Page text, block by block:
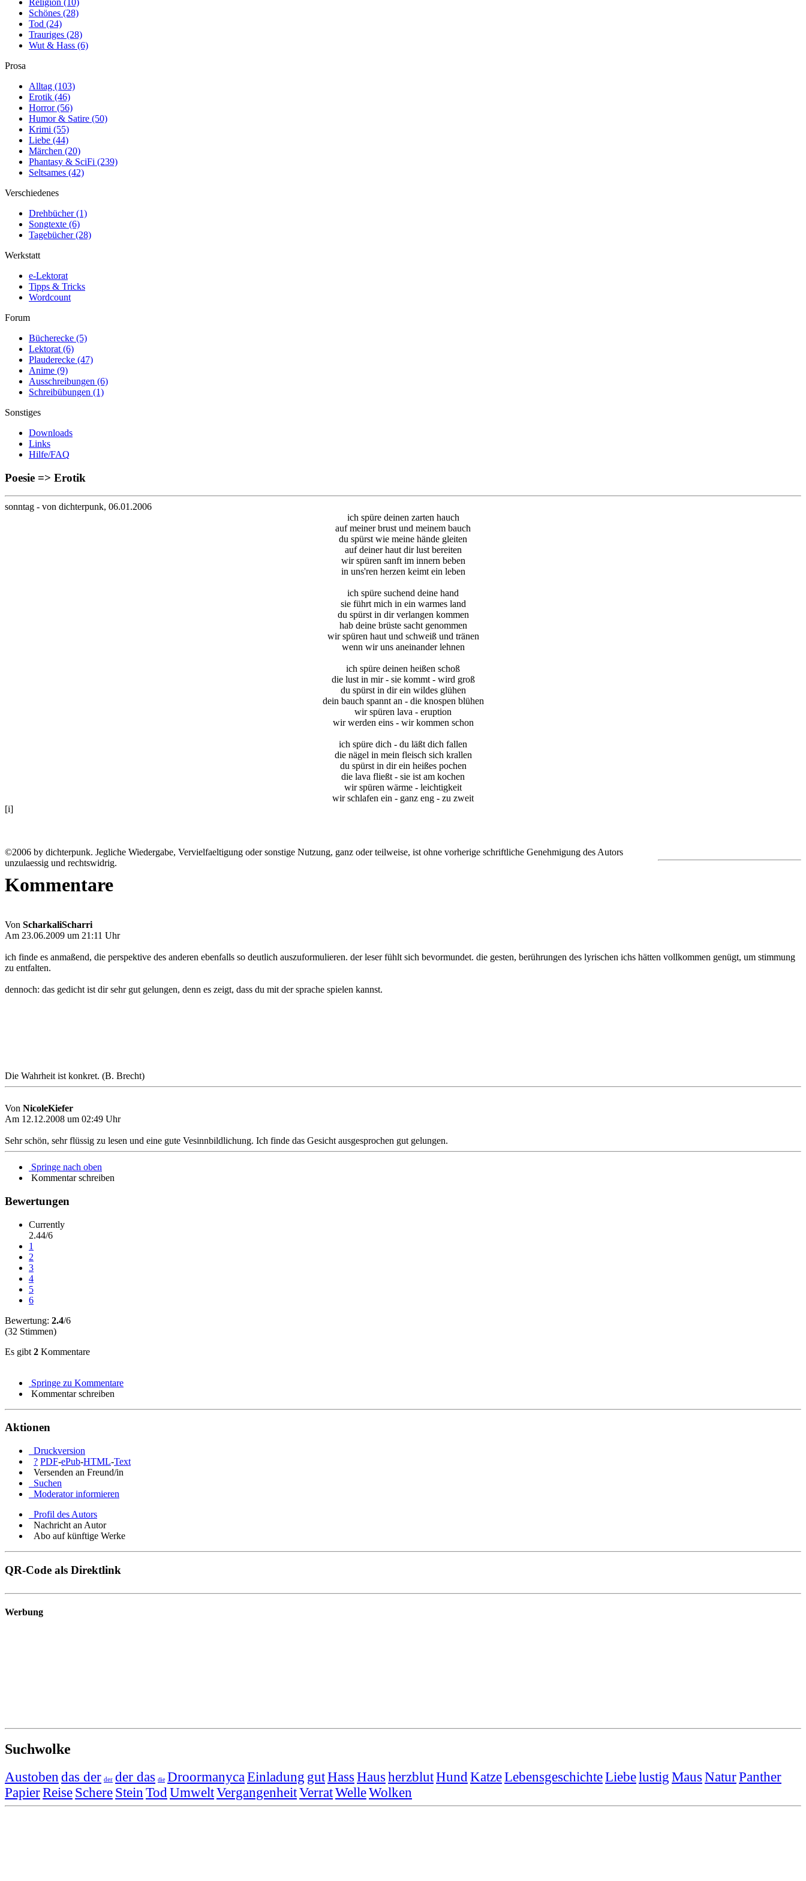
Religion (10)
Schönes (28)
Tod (24)
Trauriges (28)
Wut & Hass (6)
Prosa
Alltag (103)
Erotik (46)
Horror(56)
Humor & Satire (50)
Krimi (55)
Liebe (44)
Märchen (20)
Phantasy & SciFi (239)
Seltsames (42)
Verschiedenes
Drehbücher(1)
Songtexte (6)
Tagebücher(28)
Werkstatt
e-Lektorat
Tipps & Tricks
Wordcount
Forum
Bücherecke (5)
Lektorat (6)
Plauderecke (47)
Anime (9)
Ausschreibungen (6)
Schreibübungen (1)
Sonstiges
Downloads
Links
Hilfe/FAQ
Poesie => Erotik
sonntag - von dichterpunk, 06.01.2006
ich spüre deinen zarten hauch
auf meiner brust und meinem bauch
du spürst wie meine hände gleiten
auf deiner haut dir lust bereiten
wir spüren sanft im innern beben
in uns'ren herzen keimt ein leben
ich spüre suchend deine hand
sie führt mich in ein warmes land
du spürst in dir verlangen kommen
hab deine brüste sacht genommen
wir spüren haut und schweiß und tränen
wenn wir uns aneinander lehnen
ich spüre deinen heißen schoß
die lust in mir - sie kommt - wird groß
du spürst in dir ein wildes glühen
dein bauch spannt an - die knospen blühen
wir spüren lava - eruption
wir werden eins - wir kommen schon
ich spüre dich - du läßt dich fallen
die nägel in mein fleisch sich krallen
du spürst in dir ein heißes pochen
die lava fließt - sie ist am kochen
wir spüren wärme - leichtigkeit
wir schlafen ein - ganz eng - zu zweit
[i]
©2006 by dichterpunk. Jegliche Wiedergabe, Vervielfaeltigung oder sonstige Nutzung, ganz oder teilweise, ist ohne vorherige schriftliche Genehmigung des Autors
unzulaessig und rechtswidrig.
Kommentare
Von ScharkaliScharri
Am 23.06.2009 um 21:11 Uhr
ich finde es anmaßend, die perspektive des anderen ebenfalls so deutlich auszuformulieren. der leser fühlt sich bevormundet. die gesten, berührungen des lyrischen ichs hätten vollkommen genügt, um stimmung
zu entfalten.
dennoch: das gedicht ist dir sehr gut gelungen, denn es zeigt, dass du mit der sprache spielen kannst.
Die Wahrheit ist konkret. (B. Brecht)
Von NicoleKiefer
Am 12.12.2008 um 02:49 Uhr
Sehr schön, sehr flüssig zu lesen und eine gute Vesinnbildlichung. Ich finde das Gesicht ausgesprochen gut gelungen.
Springe nach oben
Kommentar schreiben
Bewertungen
Currently
2.44/6
1
2
3
4
5
6
Bewertung: 2.4/6
(32 Stimmen)
Es gibt 2 Kommentare
Springe zu Kommentare
Kommentar schreiben
Aktionen
Druckversion
? PDF-ePub-HTML-Text
Versenden an Freund/in
Suchen
Moderator informieren
Profil des Autors
Nachricht an Autor
Abo auf künftige Werke
QR-Code als Direktlink
Werbung
Suchwolke
Austoben das der der der das die Droormanyca Einladung gutHass Haus herzblutHund KatzeLebensgeschichteLiebelustig Maus NaturPanther
PapierReise Schere Stein Tod UmweltVergangenheitVerratWelleWolken